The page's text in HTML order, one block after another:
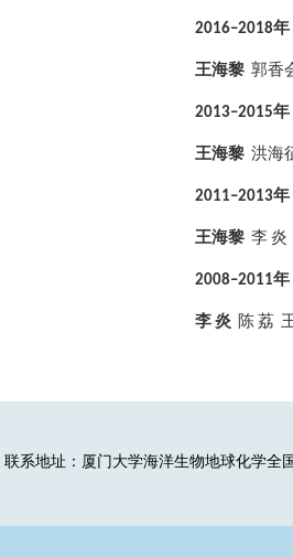
2016–2018年
王海黎 郭香
2013–2015年
王海黎 洪海
2011–2013年
王海黎 李 炎
2008–2011年
李 炎 陈 荔